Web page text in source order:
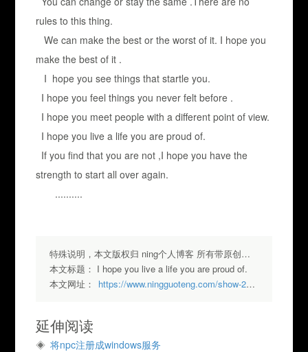
rules to this thing.
We can make the best or the worst of it. I hope you
make the best of it .
I hope you see things that startle you.
I hope you feel things you never felt before .
I hope you meet people with a different point of view.
I hope you live a life you are proud of.
If you find that you are not ,I hope you have the
strength to start all over again.
..........
特殊说明，本文版权归 ning个人博客 所有带原创标签请勿转载，转载请注明出处.
本文标题： I hope you live a life you are proud of.
本文网址：
https://www.ningguoteng.com/show-273.html
延伸阅读
将npc注册成windows服务